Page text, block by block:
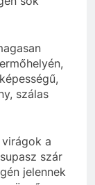
szálas
a
szár
jelennek